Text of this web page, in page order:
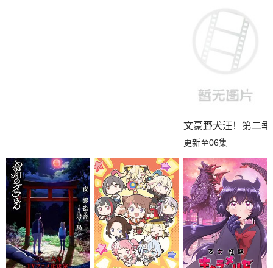
文豪野犬汪！第二季
更新至06集